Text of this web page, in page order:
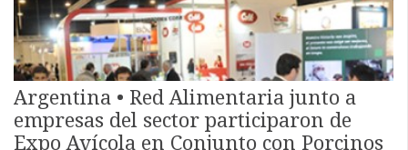
Argentina • Red Alimentaria junto a
empresas del sector participaron de
Expo Avícola en Conjunto con Porcinos